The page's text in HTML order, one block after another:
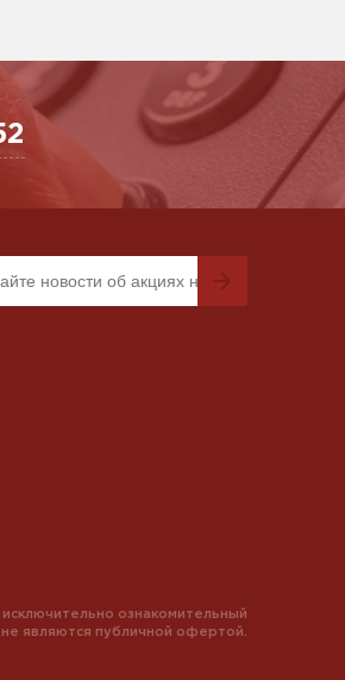
ознакомительный
не являются публичной офертой.